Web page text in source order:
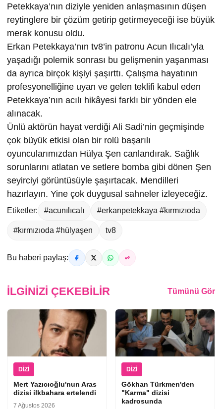
Petekkaya’nın diziyle yeniden anlaşmasının düşen
reytinglere bir çözüm getirip getirmeyeceği ise büyük
merak konusu oldu.
Erkan Petekkaya’nın tv8’in patronu Acun Ilıcalı’yla
yaşadığı polemik sonrası bu gelişmenin yaşanması
da ayrıca birçok kişiyi şaşırttı. Çalışma hayatının
profesyonelliğine uyan ve gelen teklifi kabul eden
Petekkaya’nın acılı hikâyesi farklı bir yönden ele
alınacak.
Ünlü aktörün hayat verdiği Ali Sadi’nin geçmişinde
çok büyük etkisi olan bir rolü başarılı
oyuncularımızdan Hülya Şen canlandırak. Sağlık
sorunlarını atlatan ve setlere bomba gibi dönen Şen
seyirciyi görüntüsüyle şaşırtacak. Mendilleri
hazırlayın. Yine çok duygusal sahneler izleyeceğiz.
Etiketler: #acunılıcalı #erkanpetekkaya #kırmızıoda
#kırmızıoda #hülyaşen tv8
Bu haberi paylaş:
İLGINIZI ÇEKEBILIR Tümünü Gör
DIZI
Mert Yazıcıoğlu'nun Aras
dizisi ilkbahara ertelendi
7 Ağustos 2026
DIZI
Gökhan Türkmen'den
"Karma" dizisi
kadrosunda